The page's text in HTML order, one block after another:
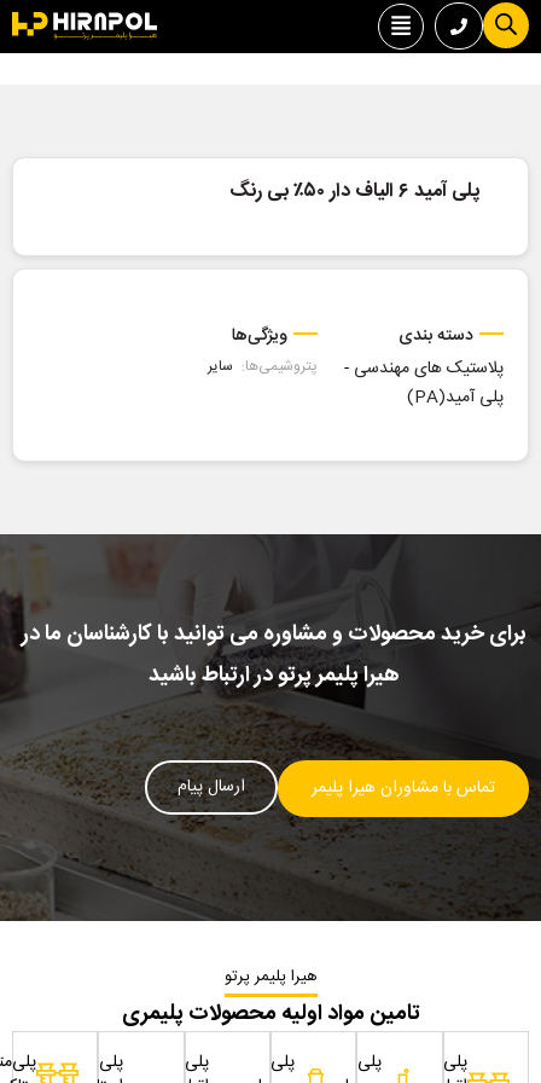
پلی آمید ۶ الیاف دار ۵۰٪ بی رنگ
دسته بندی
پلاستیک های مهندسی -
پلی آمید(PA)
ویژگی‌ها
پتروشیمی‌ها: سایر
برای خرید محصولات و مشاوره می توانید با کارشناسان ما در
هیرا پلیمر پرتو در ارتباط باشید
تماس با مشاوران هیرا پلیمر ارسال پیام
هیرا پلیمر پرتو
تامین مواد اولیه محصولات پلیمری
پلی
پلی
پلی
پلی
پلی